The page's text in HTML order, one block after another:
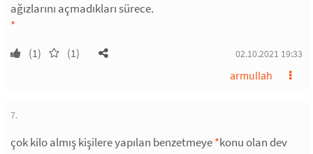
ağızlarını açmadıkları sürece.
*
(1) (1) 02.10.2021 19:33
armullah
7.
çok kilo almış kişilere yapılan benzetmeye*konu olan dev